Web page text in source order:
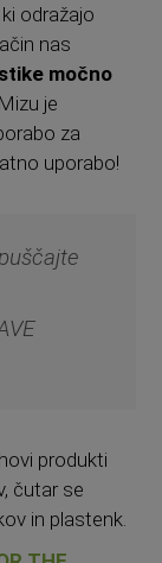
ki odražajo
nas
močno
je
za
uporabo!
produkti
čutar se
in plastenk.